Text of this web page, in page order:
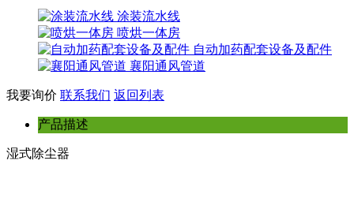
涂装流水线
喷烘一体房
自动加药配套设备及配件
襄阳通风管道
我要询价 联系我们 返回列表
产品描述
湿式除尘器